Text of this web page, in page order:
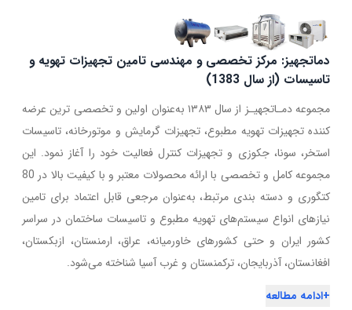
دماتجهیز: مرکز تخصصی و مهندسی تامین تجهیزات تهویه و
تاسیسات (از سال 1383)
مجموعه دمـاتجهیـز از سال ۱۳۸۳ به‌عنوان اولین و تخصصی ترین عرضه
کننده تجهیزات تهویه مطبوع، تجهیزات گرمایش و موتورخانه، تاسیسات
استخر، سونا، جکوزی و تجهیزات کنترل فعالیت خود را آغاز نمود. این
مجموعه کامل و تخصصی با ارائه محصولات معتبر و با کیفیت بالا در 80
کتگوری و دسته بندی مرتبط، به‌عنوان مرجعی قابل اعتماد برای تامین
نیازهای انواع سیستم‌های تهویه مطبوع و تاسیسات ساختمان در سراسر
کشور ایران و حتی کشورهای خاورمیانه، عراق، ارمنستان، ازبکستان،
افغانستان، آذربایجان، ترکمنستان و غرب آسیا شناخته می‌شود.
+ادامه مطالعه